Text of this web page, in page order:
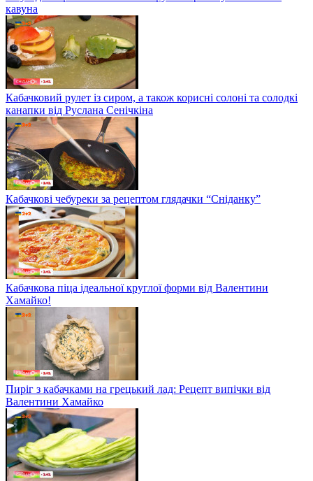
кавуна
Кабачковий рулет із сиром, а також корисні солоні та солодкі
канапки від Руслана Сенічкіна
Кабачкові чебуреки за рецептом глядачки “Сніданку”
Кабачкова піца ідеальної круглої форми від Валентини
Хамайко!
Пиріг з кабачками на грецький лад: Рецепт випічки від
Валентини Хамайко